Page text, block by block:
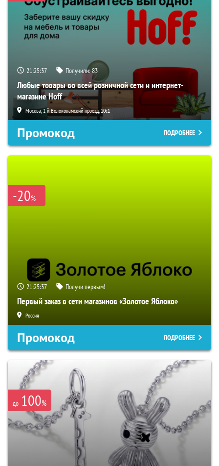
21:25:36 Получили:83
Любые товары во всей розничной сети и интернет-
магазине Hoff
Москва, 1-й Волоколамский проезд, 10с1
Промокод ПОДРОБНЕЕ
-20%
21:25:36 Получи первым!
Первый заказ в сети магазинов «Золотое Яблоко»
Россия
Промокод ПОДРОБНЕЕ
до 100%